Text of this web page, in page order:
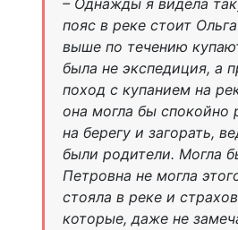
– Однажды я видела
пояс в реке стоит
выше по течению
была не экспедиция, а
поход с купанием на
она могла бы спокойно
на берегу и загорать,
были родители. Могла
Петровна не могла
стояла в реке и
которые, даже не